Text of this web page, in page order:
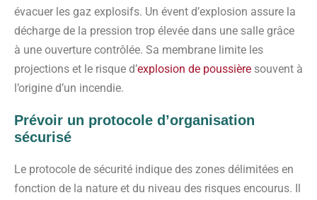
évacuer les gaz explosifs. Un évent d’explosion assure la
décharge de la pression trop élevée dans une salle grâce
à une ouverture contrôlée. Sa membrane limite les
projections et le risque d’explosion de poussière souvent à
l’origine d’un incendie.
Prévoir un protocole d’organisation
sécurisé
Le protocole de sécurité indique des zones délimitées en
fonction de la nature et du niveau des risques encourus. Il